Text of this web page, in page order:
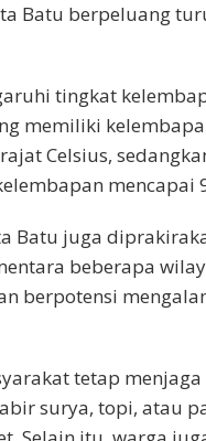
Batu berpeluang
tingkat
memiliki
Celsius,
mencapai
Batu juga
beberapa
berpotensi
tetap
surya, topi, atau